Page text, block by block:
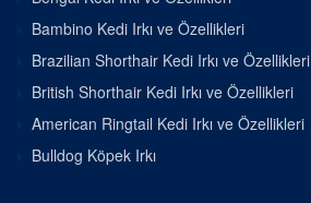
Bambino Kedi Irkı ve Özellikleri
Brazilian Shorthair Kedi Irkı ve Özellikleri
British Shorthair Kedi Irkı ve Özellikleri
American Ringtail Kedi Irkı ve Özellikleri
Bulldog Köpek Irkı